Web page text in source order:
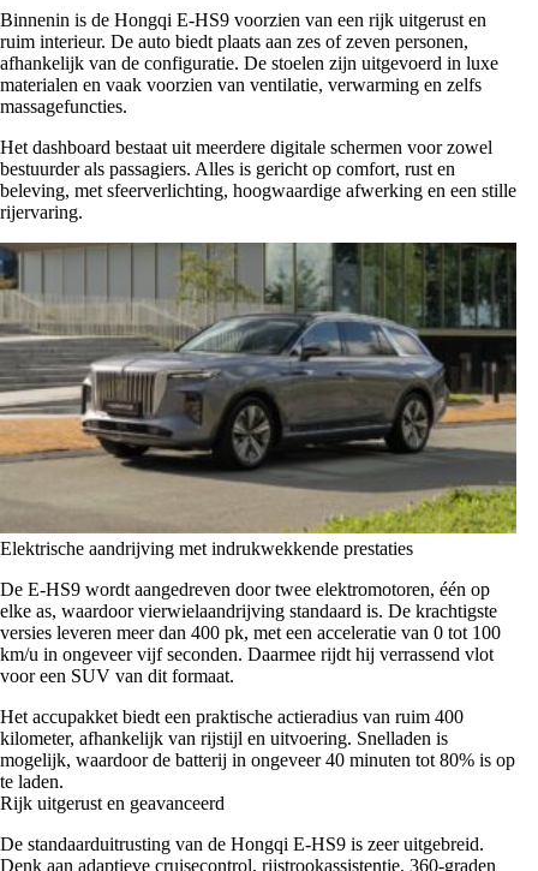
Binnenin is de Hongqi E-HS9 voorzien van een rijk uitgerust en
ruim interieur. De auto biedt plaats aan zes of zeven personen,
afhankelijk van de configuratie. De stoelen zijn uitgevoerd in luxe
materialen en vaak voorzien van ventilatie, verwarming en zelfs
massagefuncties.
Het dashboard bestaat uit meerdere digitale schermen voor zowel
bestuurder als passagiers. Alles is gericht op comfort, rust en
beleving, met sfeerverlichting, hoogwaardige afwerking en een stille
rijervaring.
Elektrische aandrijving met indrukwekkende prestaties
De E-HS9 wordt aangedreven door twee elektromotoren, één op
elke as, waardoor vierwielaandrijving standaard is. De krachtigste
versies leveren meer dan 400 pk, met een acceleratie van 0 tot 100
km/u in ongeveer vijf seconden. Daarmee rijdt hij verrassend vlot
voor een SUV van dit formaat.
Het accupakket biedt een praktische actieradius van ruim 400
kilometer, afhankelijk van rijstijl en uitvoering. Snelladen is
mogelijk, waardoor de batterij in ongeveer 40 minuten tot 80% is op
te laden.
Rijk uitgerust en geavanceerd
De standaarduitrusting van de Hongqi E-HS9 is zeer uitgebreid.
Denk aan adaptieve cruisecontrol, rijstrookassistentie, 360-graden